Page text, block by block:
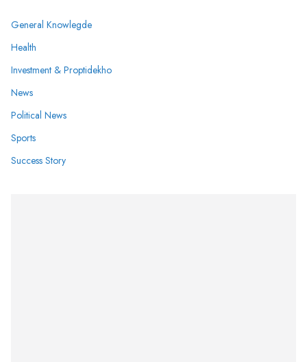
General Knowlegde
Health
Investment & Proptidekho
News
Political News
Sports
Success Story